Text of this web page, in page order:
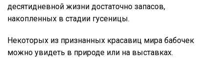
десятидневной жизни достаточно запасов,
накопленных в стадии гусеницы.
Некоторых из признанных красавиц мира бабочек
можно увидеть в природе или на выставках.